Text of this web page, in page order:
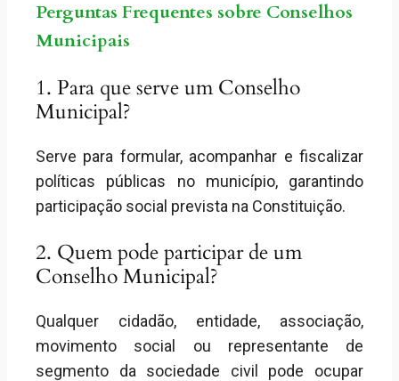
Perguntas Frequentes sobre Conselhos
Municipais
1. Para que serve um Conselho
Municipal?
Serve para formular, acompanhar e fiscalizar
políticas públicas no município, garantindo
participação social prevista na Constituição.
2. Quem pode participar de um
Conselho Municipal?
Qualquer cidadão, entidade, associação,
movimento social ou representante de
segmento da sociedade civil pode ocupar